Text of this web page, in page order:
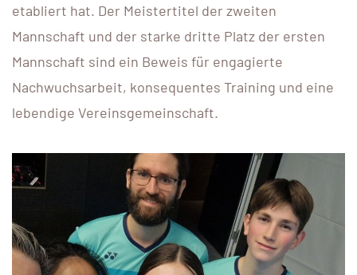
etabliert hat. Der Meistertitel der zweiten
Mannschaft und der starke dritte Platz der ersten
Mannschaft sind ein Beweis für engagierte
Nachwuchsarbeit, konsequentes Training und eine
lebendige Vereinsgemeinschaft.